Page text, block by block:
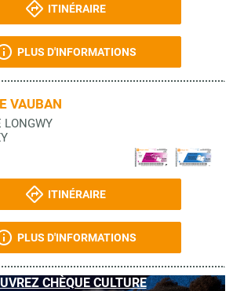
ITINÉRAIRE
PLUS D'INFORMATIONS
VAUBAN
LONGWY
ITINÉRAIRE
PLUS D'INFORMATIONS
CHÈQUE CULTURE